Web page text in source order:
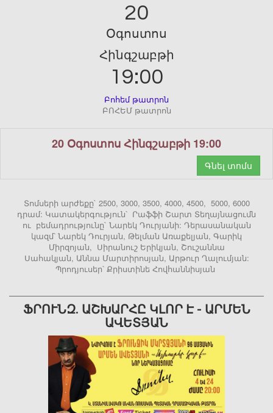
20
Օգոստոս
Հինգշաբթի
19:00
Բոհեմ թատրոն
ԲՈՀԵՄ թատրոն
20 Օգոստոս Հինգշաբթի 19:00
Գնել տոմս
Տոմսերի արժեքը` 2500, 3000, 3500, 4000, 4500, 5000, 6000
դրամ: Կատակերգություն՝ Րաֆֆի Շարտ Տեղայնացումն
ու բեմադրությունը` Նարեկ Դուրյանի: Դերասանական
կազմ՝ Նարեկ Դուրյան, Թելման Առաքելյան, Գարիկ
Միրզոյան, Սիրանուշ Երիկյան, Շուշաննա
Սահակյան, Աննա Մարտիրոսյան, Արթուր Ղալումյան:
Պրոդյուսեր՝ Քրիստինե Հովհաննիսյան
ՖՐՈՒՆԶ. ԱՇԽԱՐՀԸ ԿԼՈՐ Է - ԱՐՄԵՆ
ԱՎԵՏՅԱՆ